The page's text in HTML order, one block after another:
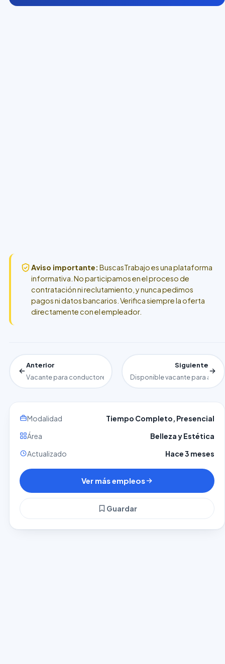
Aviso importante: BuscasTrabajo es una plataforma
informativa. No participamos en el proceso de
contratación ni reclutamiento, y nunca pedimos
pagos ni datos bancarios. Verifica siempre la oferta
directamente con el empleador.
Anterior
Vacante para conductores de camión pesado o tractocamión
Siguiente
Disponible vacante para
Modalidad
Tiempo Completo, Presencial
Área
Belleza y Estética
Actualizado
Hace 3 meses
Ver más empleos
Guardar